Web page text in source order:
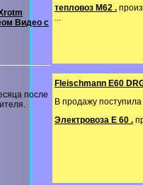
Видео с
после
тепловоз М62 .
...
Fleischmann E60
В продажу
Электровоза E 60 .